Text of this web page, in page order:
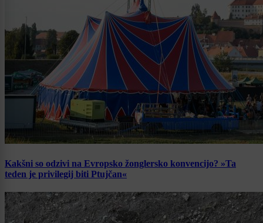
Kakšni so odzivi na Evropsko žonglersko konvencijo? »Ta
teden je privilegij biti Ptujčan«